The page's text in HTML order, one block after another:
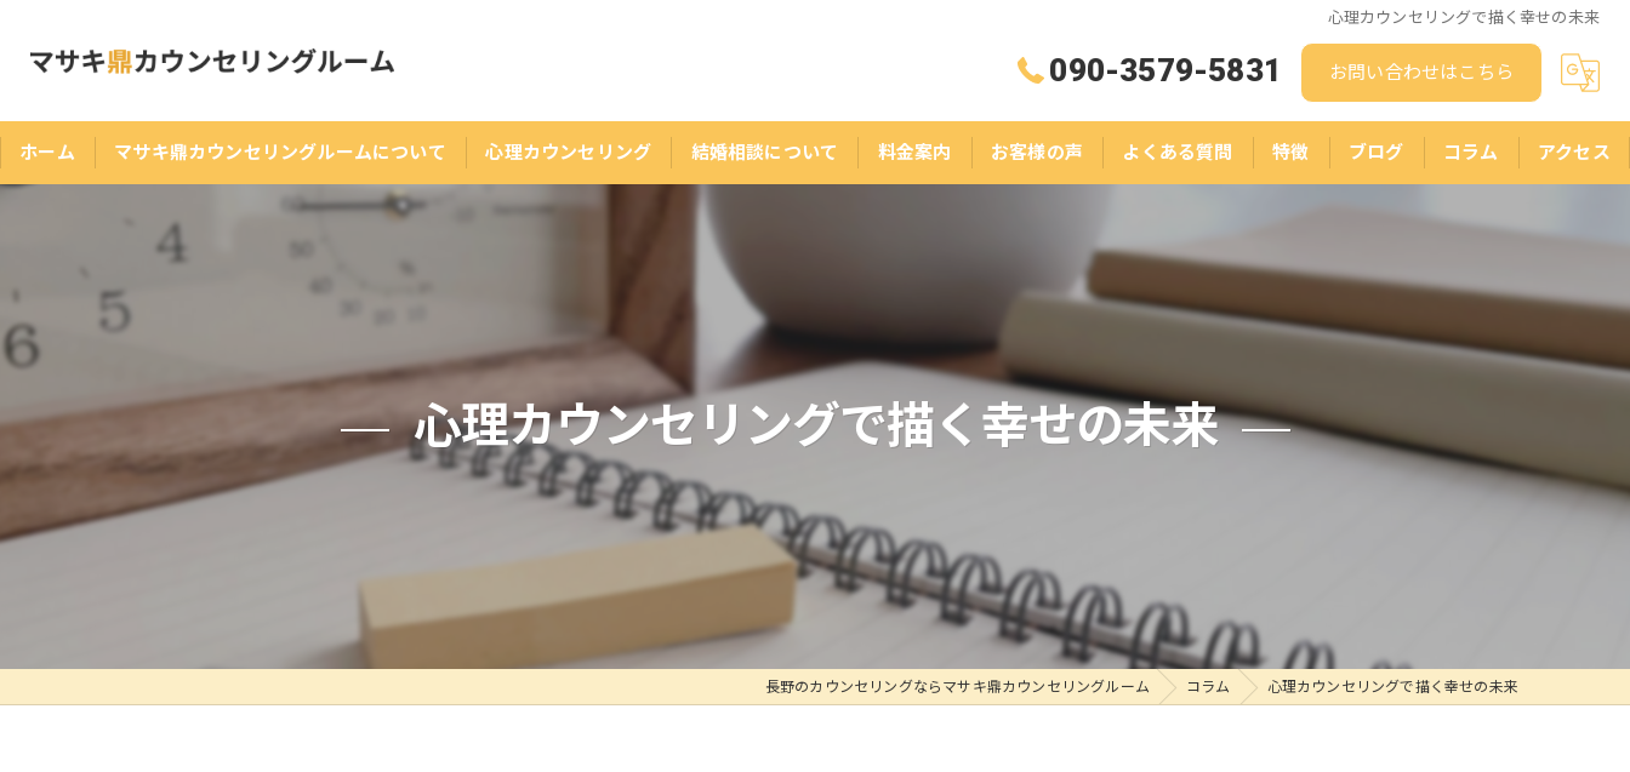
心理カウンセリングで描く幸せの未来
090-3579-5831 お問い合わせはこちら
ホーム マサキ鼎カウンセリングルームについて 心理カウンセリング 結婚相談について 料金案内 お客様の声 よくある質問 特徴
スピリチュアル
ブログ コラム アクセス
心理カウンセリングで描く幸せの未来
長野のカウンセリングならマサキ鼎カウンセリングルーム コラム 心理カウンセリングで描く幸せの未来